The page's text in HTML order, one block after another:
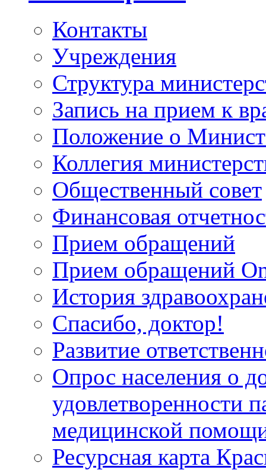
Контакты
Учреждения
Структура
Запись на прием к
Положение о
Коллегия
Общественный совет
Финансовая
Прием обращений
Прием обращений
История
Спасибо, доктор!
Развитие
Опрос населения о
удовлетворенности
медицинской
Ресурсная карта